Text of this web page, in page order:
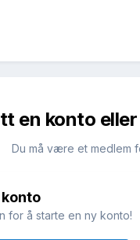
en konto
Du må være et medlem
for å starte en ny konto!